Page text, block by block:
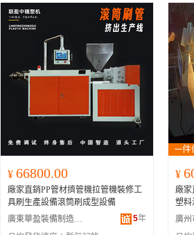
¥ 66800.00
廠家直銷PP管材擠管機拉管機裝修工
具刷生產設備滾筒刷成型設備
廣東華盈裝備制造有限公司
5年
¥
廠家
塑料